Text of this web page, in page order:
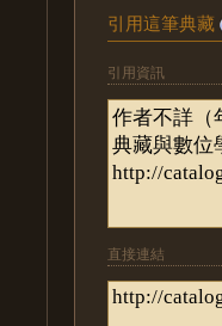
引用這筆典藏
引用資訊
直接連結